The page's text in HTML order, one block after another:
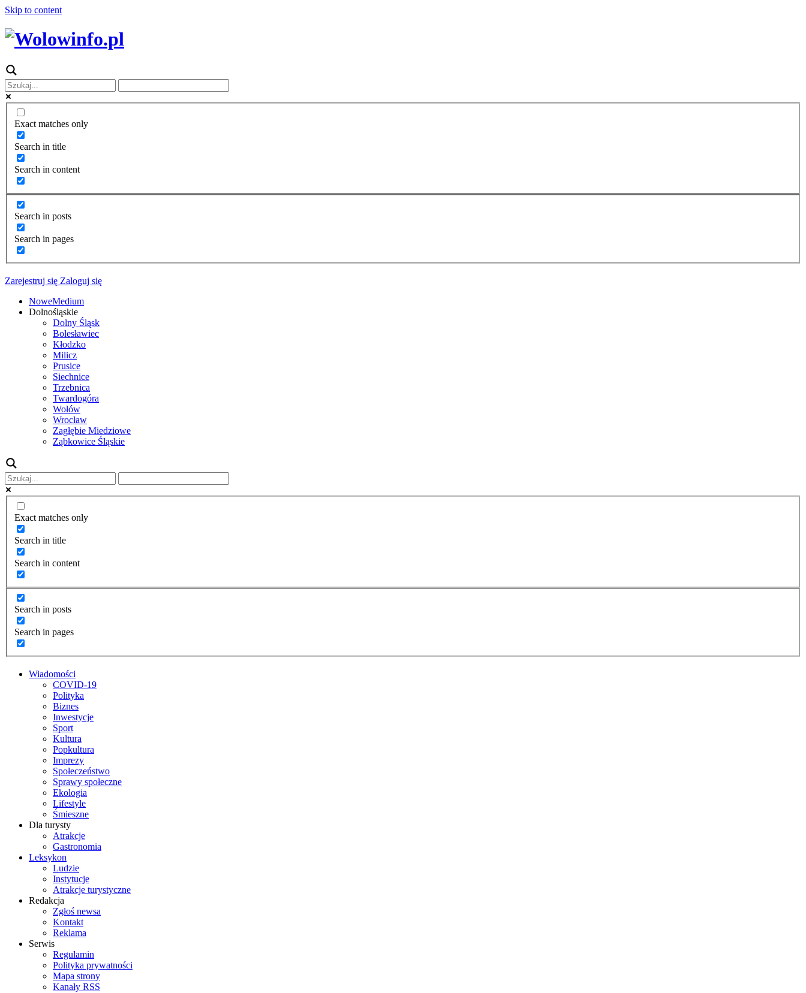
Skip to content
Exact matches only
Search in title
Search in content
Search in posts
Search in pages
Zarejestruj się Zaloguj się
NoweMedium
Dolnośląskie
Dolny Śląsk
Bolesławiec
Kłodzko
Milicz
Prusice
Siechnice
Trzebnica
Twardogóra
Wołów
Wrocław
Zagłębie Miedziowe
Ząbkowice Śląskie
Exact matches only
Search in title
Search in content
Search in posts
Search in pages
Wiadomości
COVID-19
Polityka
Biznes
Inwestycje
Sport
Kultura
Popkultura
Imprezy
Społeczeństwo
Sprawy społeczne
Ekologia
Lifestyle
Śmieszne
Dla turysty
Atrakcje
Gastronomia
Leksykon
Ludzie
Instytucje
Atrakcje turystyczne
Redakcja
Zgłoś newsa
Kontakt
Reklama
Serwis
Regulamin
Polityka prywatności
Mapa strony
Kanały RSS